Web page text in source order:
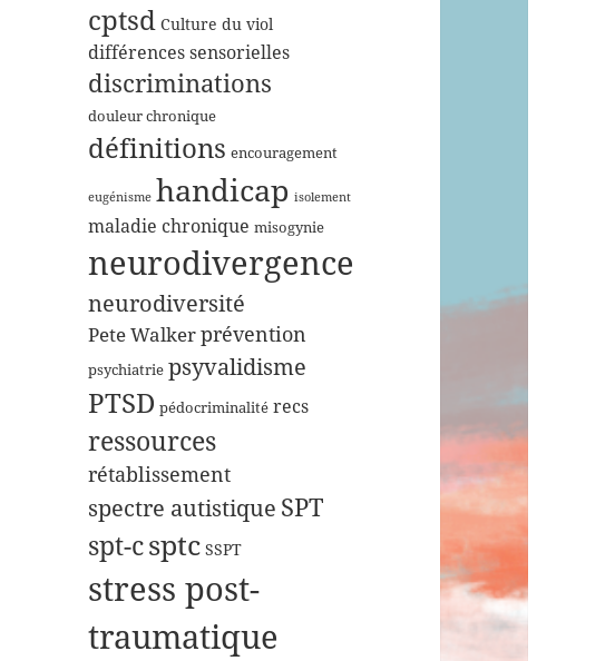
cptsd Culture du viol
différences sensorielles
discriminations
douleur chronique
définitions encouragement
eugénisme handicap isolement
maladie chronique misogynie
neurodivergence
neurodiversité
Pete Walkerprévention
psychiatrie psyvalidisme
PTSD pédocriminalité recs
ressources
rétablissement
spectre autistique SPT
spt-csptc SSPT
stress post-
traumatique